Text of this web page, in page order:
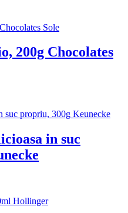
200g Chocolates
in suc